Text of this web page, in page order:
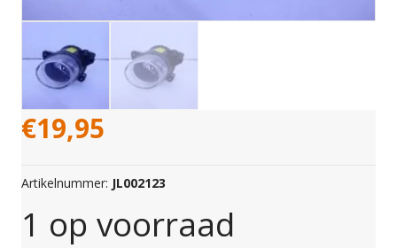
€19,95
Artikelnummer: JL002123
1 op voorraad